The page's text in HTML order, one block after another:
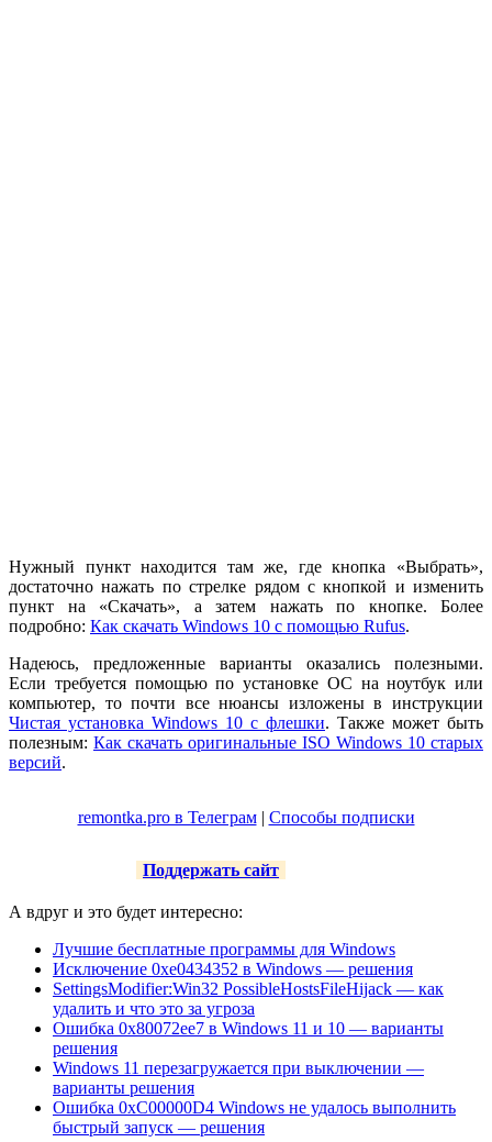
Нужный пункт находится там же, где кнопка «Выбрать»,
достаточно нажать по стрелке рядом с кнопкой и изменить
пункт на «Скачать», а затем нажать по кнопке. Более
подробно: Как скачать Windows 10 с помощью Rufus.
Надеюсь, предложенные варианты оказались полезными.
Если требуется помощью по установке ОС на ноутбук или
компьютер, то почти все нюансы изложены в инструкции
Чистая установка Windows 10 с флешки. Также может быть
полезным: Как скачать оригинальные ISO Windows 10 старых
версий.
remontka.pro в Телеграм| Способы подписки
Поддержать сайт
А вдруг и это будет интересно:
Лучшие бесплатные программы для Windows
Исключение 0xe0434352 в Windows — решения
SettingsModifier:Win32 PossibleHostsFileHijack — как
удалить и что это за угроза
Ошибка 0x80072ee7 в Windows 11 и 10 — варианты
решения
Windows 11 перезагружается при выключении —
варианты решения
Ошибка 0xC00000D4 Windows не удалось выполнить
быстрый запуск — решения